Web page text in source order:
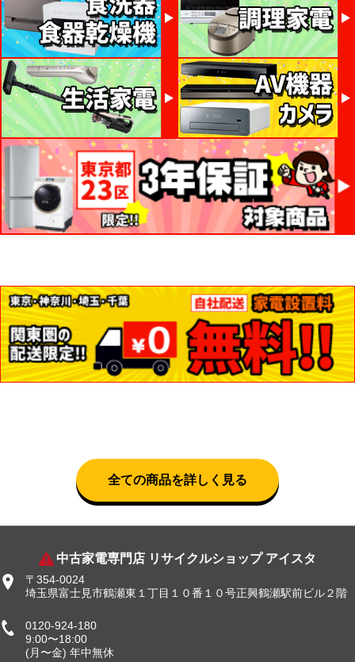
全ての商品を詳しく見る
中古家電専門店 リサイクルショップ アイスタ
〒354-0024
埼玉県富士見市鶴瀬東１丁目１０番１０号正興鶴瀬駅前ビル２階
0120-924-180
9:00〜18:00
(月〜金) 年中無休